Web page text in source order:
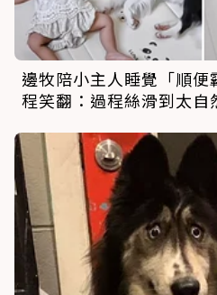
邊牧陪小主人睡覺「順
程笑翻：過程絲滑到太自